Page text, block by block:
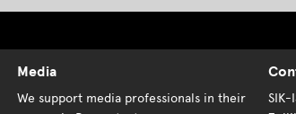
Media
We support media professionals in their
SIK-